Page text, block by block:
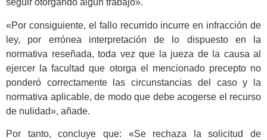
seguir otorgando algún trabajo».
«Por consiguiente, el fallo recurrido incurre en infracción de
ley, por errónea interpretación de lo dispuesto en la
normativa reseñada, toda vez que la jueza de la causa al
ejercer la facultad que otorga el mencionado precepto no
ponderó correctamente las circunstancias del caso y la
normativa aplicable, de modo que debe acogerse el recurso
de nulidad», añade.
Por tanto, concluye que: «Se rechaza la solicitud de